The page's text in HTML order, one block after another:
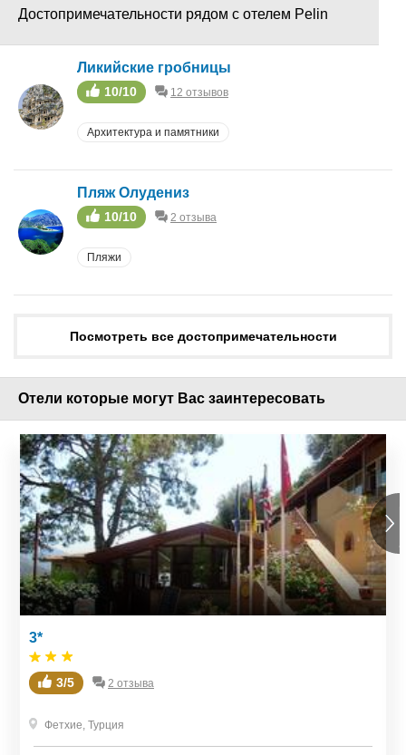
круглосуточная
аэробика
бильярд
велосипеды
пляжный волейбол
настольный теннис
джоггинг
бильярд (платно)
Магазины
Лифт
Терраса-солярий
Бар
Достопримечательности рядом с отелем Pelin
Ликийские гробницы
10/10 12 отзывов
Архитектура и памятники
Пляж Олудениз
10/10 2 отзыва
Пляжи
Посмотреть все достопримечательности
Отели которые могут Вас заинтересовать
3*
3/5 2 отзыва
Фетхие, Турция